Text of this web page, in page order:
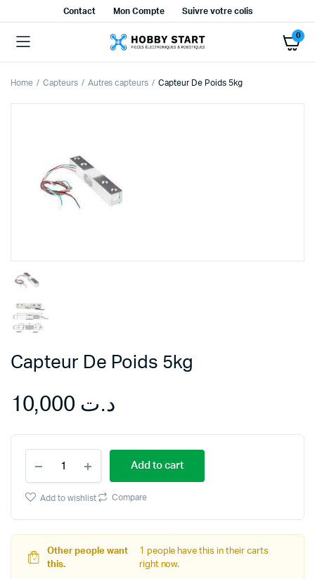
Contact Mon Compte Suivre votre colis
0
Home Capteurs Autres capteurs Capteur De Poids 5kg
Capteur De Poids 5kg
د.ت
Poids
5kg
Add to cart
Add to wishlist Compare
Other people want
this.
1 people have this in their carts
right now.